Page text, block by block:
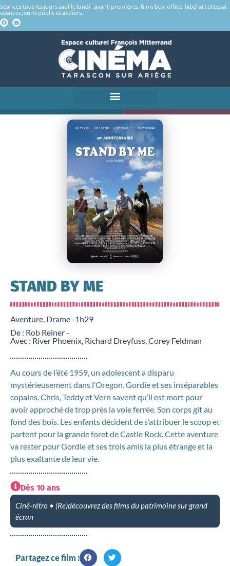
Séances tous les jours sauf le lundi : avant-premières, films box-office, label art et essai,
séances jeune public et ateliers.
STAND BY ME
Aventure, Drame -1h29
De : Rob Reiner -
Avec : River Phoenix, Richard Dreyfuss, Corey Feldman
Au cours de l’été 1959, un adolescent a disparu
mystérieusement dans l’Oregon. Gordie et ses inséparables
copains, Chris, Teddy et Vern savent qu’il est mort pour
avoir approché de trop près la voie ferrée. Son corps git au
fond des bois. Les enfants décident de s’attribuer le scoop et
partent pour la grande foret de Castle Rock. Cette aventure
va rester pour Gordie et ses trois amis la plus étrange et la
plus exaltante de leur vie.
Dès 10 ans
Ciné-rétro • (Re)découvrez des films du patrimoine sur grand
écran
Partagez ce film :